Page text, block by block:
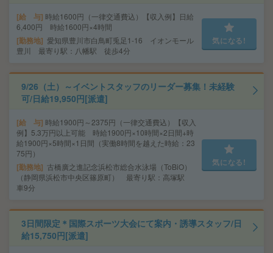
給 与 時給1600円（一律交通費込）【収入例】日給
6,400円 時給1600円×4時間
勤務地 愛知県豊川市白鳥町兎足1-16 イオンモール
豊川 最寄り駅：八幡駅 徒歩4分
気になる!
9/26（土）～イベントスタッフのリーダー募集！未経験
可/日給19,950円[派遣]
給 与 時給1900円～2375円（一律交通費込）【収入
例】5.3万円以上可能 時給1900円×10時間×2日間+時
給1900円×5時間×1日間（実働8時間を越えた時給：23
75円）
勤務地
古橋廣之進記念浜松市総合水泳場（ToBiO）
（静岡県浜松市中央区篠原町） 最寄り駅：高塚駅
車9分
気になる!
3日間限定＊国際スポーツ大会にて案内・誘導スタッフ/日
給15,750円[派遣]